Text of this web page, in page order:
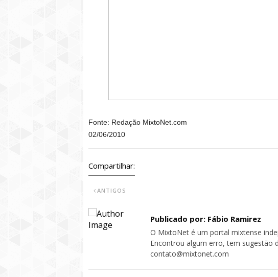
Fonte: Redação MixtoNet.com
02/06/2010
Compartilhar:
ANTIGOS
Publicado por: Fábio Ramirez
O MixtoNet é um portal mixtense
Encontrou algum erro, tem sugestão
contato@mixtonet.com